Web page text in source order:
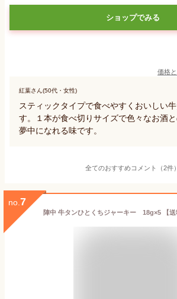
ショップでみる
価格
紅葉さん(50代・女性)
スティックタイプで食べやすくおいしい
す。１本が食べ切りサイズで色々なお酒と
夢中になれる味です。
全てのおすすめコメント（2件）
no. 7